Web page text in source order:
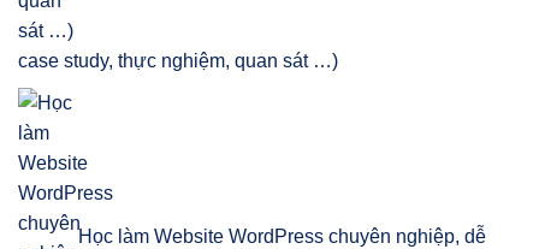
case study, thực nghiệm, quan sát …)
Học làm Website WordPress chuyên nghiệp, dễ